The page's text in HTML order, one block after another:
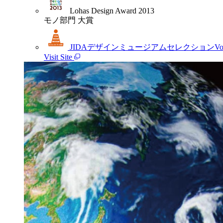
Lohas Design Award 2013
モノ部門 大賞
JIDAデザインミュージアムセレクション
Visit Site